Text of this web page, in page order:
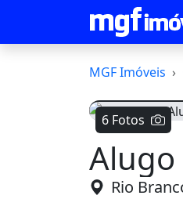
MGF Imóveis
6 Fotos
Alugo
Rio